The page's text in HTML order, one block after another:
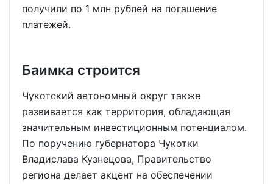
получили по 1 млн рублей на погашение
платежей.
Баимка строится
Чукотский автономный округ также
развивается как территория, обладающая
значительным инвестиционным потенциалом.
По поручению губернатора Чукотки
Владислава Кузнецова, Правительство
региона делает акцент на обеспечении